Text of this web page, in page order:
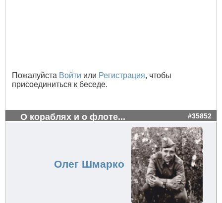
Пожалуйста Войти или Регистрация, чтобы
присоединиться к беседе.
О кораблях и о флоте... #35852
Олег Шмарко